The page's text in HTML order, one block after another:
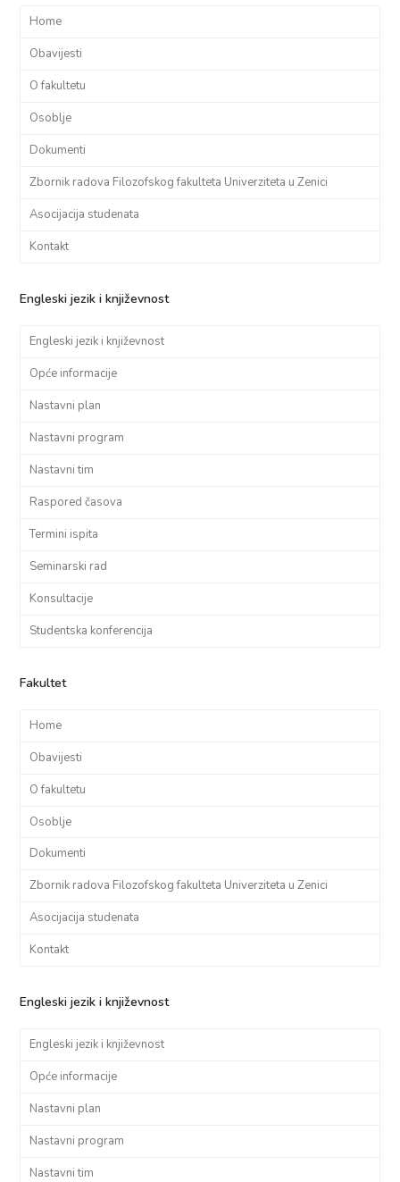
Home
Obavijesti
O fakultetu
Osoblje
Dokumenti
Zbornik radova Filozofskog fakulteta Univerziteta u Zenici
Asocijacija studenata
Kontakt
Engleski jezik i književnost
Engleski jezik i književnost
Opće informacije
Nastavni plan
Nastavni program
Nastavni tim
Raspored časova
Termini ispita
Seminarski rad
Konsultacije
Studentska konferencija
Fakultet
Home
Obavijesti
O fakultetu
Osoblje
Dokumenti
Zbornik radova Filozofskog fakulteta Univerziteta u Zenici
Asocijacija studenata
Kontakt
Engleski jezik i književnost
Engleski jezik i književnost
Opće informacije
Nastavni plan
Nastavni program
Nastavni tim